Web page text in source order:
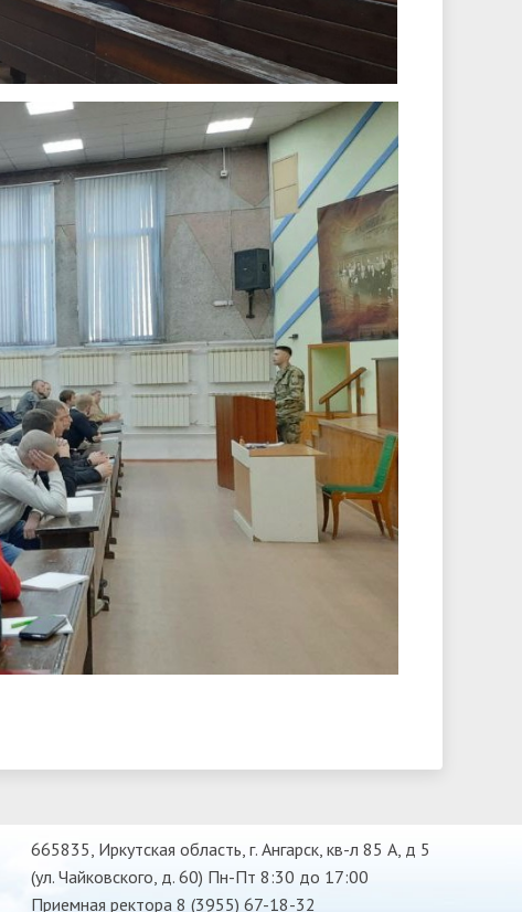
665835, Иркутская область, г. Ангарск, кв-л 85 А, д 5
(ул. Чайковского, д. 60) Пн-Пт 8:30 до 17:00
Приемная ректора 8 (3955) 67-18-32